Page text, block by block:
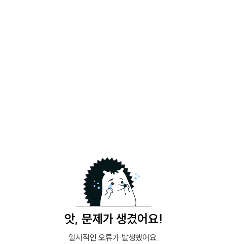
앗, 문제가 생겼어요!
일시적인 오류가 발생했어요.